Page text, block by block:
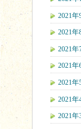
2021年
2021年
2021年
2021年
2021年
2021年
2021年